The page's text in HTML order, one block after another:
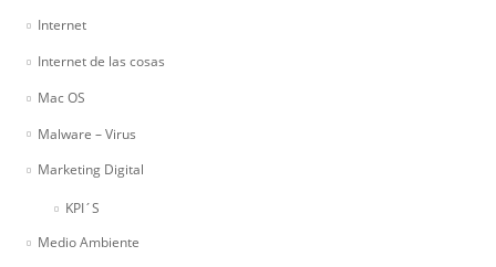
Internet
Internet de las cosas
Mac OS
Malware – Virus
Marketing Digital
KPI´S
Medio Ambiente